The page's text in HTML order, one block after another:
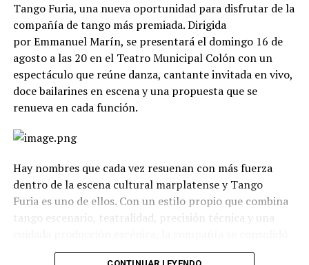
Tango Furia, una nueva oportunidad para disfrutar de la
compañía de tango más premiada. Dirigida
por Emmanuel Marín, se presentará el domingo 16 de
agosto a las 20 en el Teatro Municipal Colón con un
espectáculo que reúne danza, cantante invitada en vivo,
doce bailarines en escena y una propuesta que se
renueva en cada función.
Hay nombres que cada vez resuenan con más fuerza
dentro de la escena cultural marplatense y Tango
Furia es uno de ellos. Con un estilo propio que combina
tango escenario, teatralidad, precisión técnica y una
como uno de los grandes referentes del género en el